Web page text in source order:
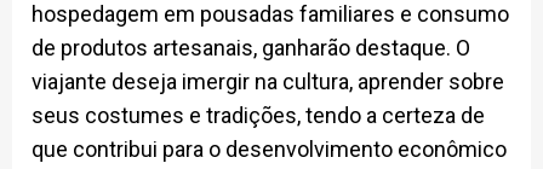
hospedagem em pousadas familiares e consumo
de produtos artesanais, ganharão destaque. O
viajante deseja imergir na cultura, aprender sobre
seus costumes e tradições, tendo a certeza de
que contribui para o desenvolvimento econômico